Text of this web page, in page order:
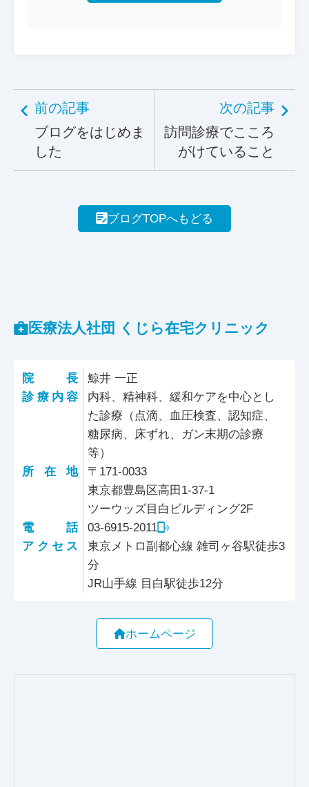
前の記事
ブログをはじめま
した
次の記事
訪問診療でこころ
がけていること
ブログTOPへもどる
医療法人社団 くじら在宅クリニック
院長
鯨井 一正
診療内容
内科、精神科、緩和ケアを中心とし
た診療（点滴、血圧検査、認知症、
糖尿病、床ずれ、ガン末期の診療
等）
所在地
〒171-0033
東京都豊島区高田1-37-1
ツーウッズ目白ビルディング2F
電話
03-6915-2011
アクセス
東京メトロ副都心線 雑司ヶ谷駅徒歩3
分
JR山手線 目白駅徒歩12分
ホームページ